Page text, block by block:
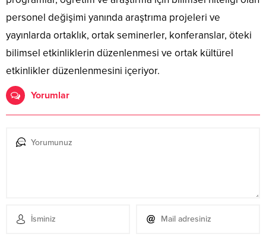
personel değişimi yanında araştrıma projeleri ve
yayınlarda ortaklık, ortak seminerler, konferanslar, öteki
bilimsel etkinliklerin düzenlenmesi ve ortak kültürel
etkinlikler düzenlenmesini içeriyor.
Yorumlar